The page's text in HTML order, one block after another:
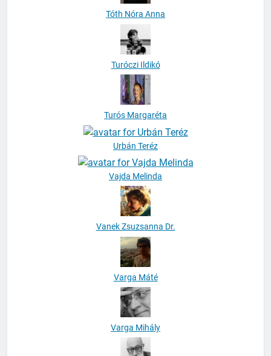
Tóth Nóra Anna
Turóczi Ildikó
Turós Margaréta
Urbán Teréz
Vajda Melinda
Vanek Zsuzsanna Dr.
Varga Máté
Varga Mihály